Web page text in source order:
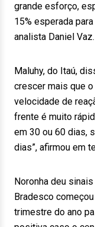
grande esforço,
15% esperada
analista Daniel Vaz.
Maluhy, do Itaú,
crescer mais que
velocidade de
frente é muito
em 30 ou 60 dias,
dias”, afirmou em
Noronha deu
Bradesco
trimestre do ano